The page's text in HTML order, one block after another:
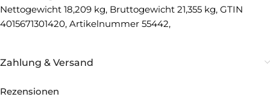
Nettogewicht 18,209 kg, Bruttogewicht 21,355 kg, GTIN
4015671301420, Artikelnummer 55442,
Zahlung & Versand
Rezensionen